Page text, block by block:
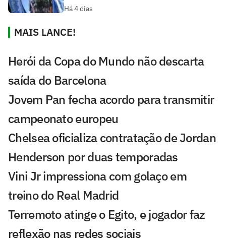
Há 4 dias
MAIS LANCE!
Herói da Copa do Mundo não descarta
saída do Barcelona
Jovem Pan fecha acordo para transmitir
campeonato europeu
Chelsea oficializa contratação de Jordan
Henderson por duas temporadas
Vini Jr impressiona com golaço em
treino do Real Madrid
Terremoto atinge o Egito, e jogador faz
reflexão nas redes sociais